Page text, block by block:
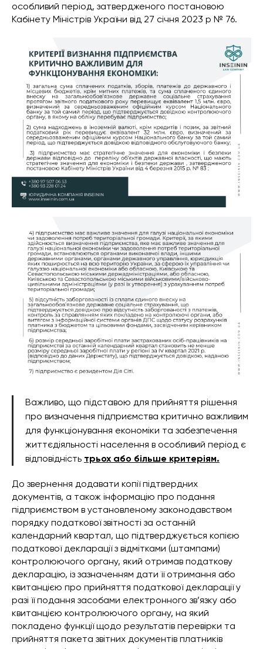
особливий період, затвердженого постановою
Кабінету Міністрів України від 27 січня 2023 р № 76.
Важливо, що підставою для прийняття рішення
про визначення підприємства критично важливим
для функціонування економіки та забезпечення
життєдіяльності населення в особливий період є
відповідність трьох або більше критеріям.
До звернення додавати копії підтвердних
документів, а також інформацію про подання
підприємством в установленому законодавством
порядку податкової звітності за останній
календарний квартал, що підтверджується копією
податкової декларації з відмітками (штампами)
контролюючого органу, який отримав податкову
декларацію, із зазначенням дати її отримання або
квитанцією про прийняття податкової декларації у
разі її подання засобами електронного зв’язку або
квитанцією контролюючого органу, на який
покладено функції щодо результатів перевірки та
прийняття пакета звітних документів платників